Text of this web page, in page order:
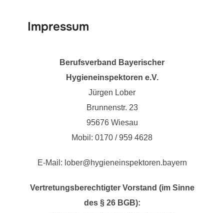
Impressum
Berufsverband Bayerischer
Hygieneinspektoren e.V.
Jürgen Lober
Brunnenstr. 23
95676 Wiesau
Mobil: 0170 / 959 4628
E-Mail: lober@hygieneinspektoren.bayern
Vertretungsberechtigter Vorstand (im Sinne
des § 26 BGB):